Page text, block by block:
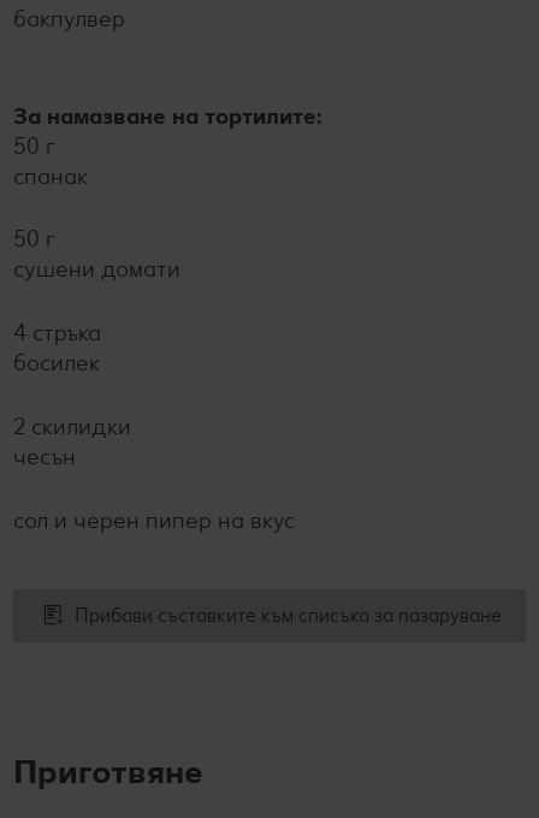
бакпулвер
За намазване на тортилите:
50 г
спанак
50 г
сушени домати
4 стръка
босилек
2 скилидки
чесън
сол и черен пипер на вкус
Прибави съставките към списъка за пазаруване
Приготвяне